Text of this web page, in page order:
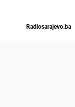
Radiosarajevo.ba